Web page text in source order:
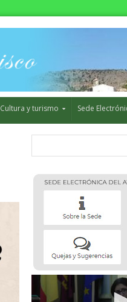
Cultura y turismo Sede